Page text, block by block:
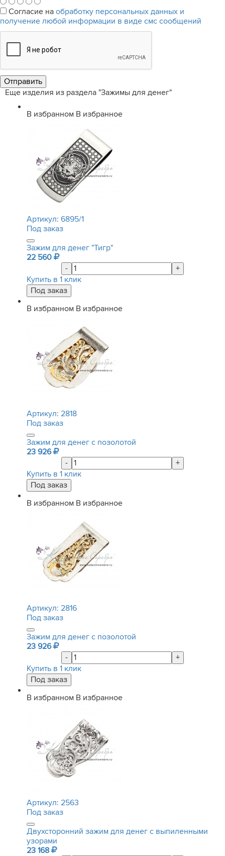
Согласие на обработку персональных данных и
получение любой информации в виде смс сообщений
Еще изделия из раздела "Зажимы для денег"
В избранном В избранное
Артикул: 6895/1
Под заказ
Зажим для денег "Тигр"
22 560
-
+
Купить в 1 клик
В избранном В избранное
Артикул: 2818
Под заказ
Зажим для денег с позолотой
23 926
-
+
Купить в 1 клик
В избранном В избранное
Артикул: 2816
Под заказ
Зажим для денег с позолотой
23 926
-
+
Купить в 1 клик
В избранном В избранное
Артикул: 2563
Под заказ
Двухсторонний зажим для денег с выпиленными
узорами
23 168